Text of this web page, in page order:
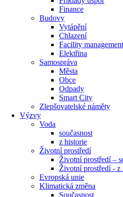
Finance
Budovy
Vytápění
Chlazení
Facility management
Elektřina
Samospráva
Města
Obce
Odpady
Smart City
Zlepšovatelské náměty
Výzvy
Voda
současnost
z historie
Životní prostředí
Životní prostředí –
Životní prostředí ​- z
Evropská unie
Klimatická změna
Současnost